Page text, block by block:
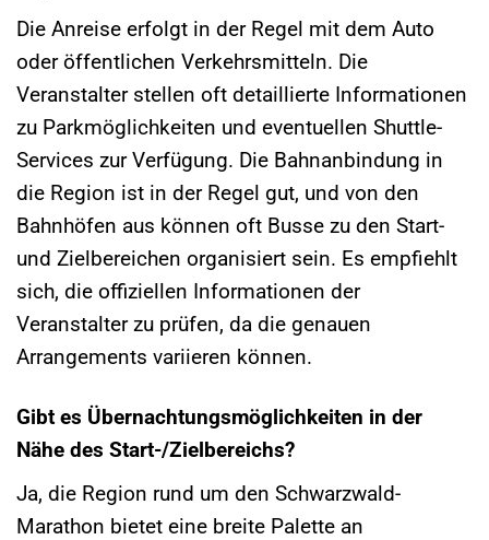
Die Anreise erfolgt in der Regel mit dem Auto
oder öffentlichen Verkehrsmitteln. Die
Veranstalter stellen oft detaillierte Informationen
zu Parkmöglichkeiten und eventuellen Shuttle-
Services zur Verfügung. Die Bahnanbindung in
die Region ist in der Regel gut, und von den
Bahnhöfen aus können oft Busse zu den Start-
und Zielbereichen organisiert sein. Es empfiehlt
sich, die offiziellen Informationen der
Veranstalter zu prüfen, da die genauen
Arrangements variieren können.
Gibt es Übernachtungsmöglichkeiten in der
Nähe des Start-/Zielbereichs?
Ja, die Region rund um den Schwarzwald-
Marathon bietet eine breite Palette an